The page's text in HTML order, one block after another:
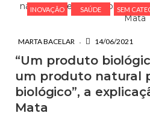
INOVAÇÃO SAÚDE SEM
MARTA BACELAR 14/06/2021
“Um produto
um produto natural
biológico”, a
Mata